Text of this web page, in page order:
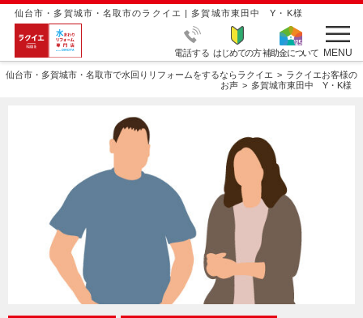
仙台市・多賀城市・名取市のラクイエ | 多賀城市東田中 Y・K様
電話する はじめての方補助金について MENU
仙台市・多賀城市・名取市で水回りリフォームをするならラクイエ
ラクイエお客様の
お声
多賀城市東田中 Y・K様